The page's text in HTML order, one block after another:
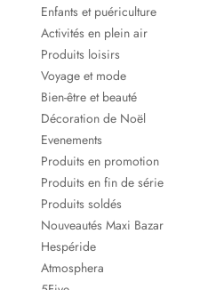
Enfants et puériculture
Activités en plein air
Produits loisirs
Voyage et mode
Bien-être et beauté
Décoration de Noël
Evenements
Produits en promotion
Produits en fin de série
Produits soldés
Nouveautés Maxi Bazar
Hespéride
Atmosphera